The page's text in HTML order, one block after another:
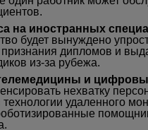
на иностранных
будет вынуждено
дипломов и
из-за рубежа.
и
нехватку
технологии удаленного